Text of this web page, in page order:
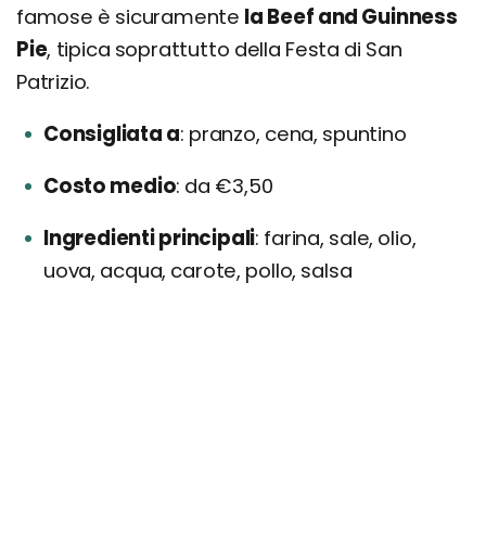
famose è sicuramente la Beef and Guinness
Pie, tipica soprattutto della Festa di San
Patrizio.
Consigliata a pranzo, cena, spuntino
Costo medio da €3,50
Ingredienti principali farina, sale, olio,
uova, acqua, carote, pollo, salsa